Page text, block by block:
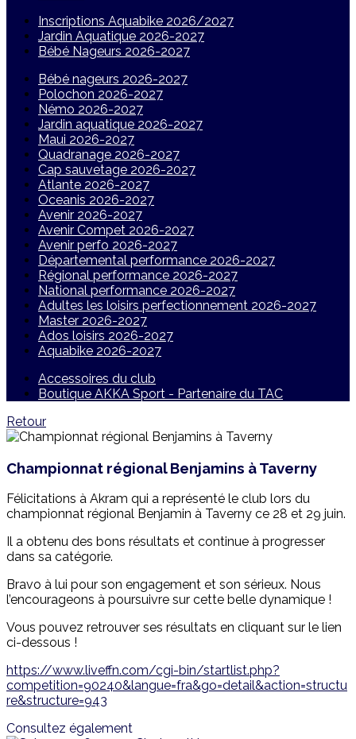
Inscriptions Aquabike 2026/2027
Jardin Aquatique 2026-2027
Bébé Nageurs 2026-2027
Bébé nageurs 2026-2027
Polochon 2026-2027
Némo 2026-2027
Jardin aquatique 2026-2027
Maui 2026-2027
Quadranage 2026-2027
Cap sauvetage 2026-2027
Atlante 2026-2027
Oceanis 2026-2027
Avenir 2026-2027
Avenir Compet 2026-2027
Avenir perfo 2026-2027
Départemental performance 2026-2027
Régional performance 2026-2027
National performance 2026-2027
Adultes les loisirs perfectionnement 2026-2027
Master 2026-2027
Ados loisirs 2026-2027
Aquabike 2026-2027
Accessoires du club
Boutique AKKA Sport - Partenaire du TAC
Retour
Championnat régional Benjamins à Taverny
Félicitations à Akram qui a représenté le club lors du
championnat régional Benjamin à Taverny ce 28 et 29 juin.
Il a obtenu des bons résultats et continue à progresser
dans sa catégorie.
Bravo à lui pour son engagement et son sérieux. Nous
l’encourageons à poursuivre sur cette belle dynamique !
Vous pouvez retrouver ses résultats en cliquant sur le lien
ci-dessous !
https://www.liveffn.com/cgi-bin/startlist.php?
competition=90240&langue=fra&go=detail&action=structu
re&structure=943
Consultez également